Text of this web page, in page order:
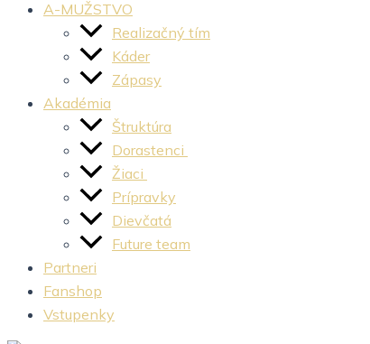
A-MUŽSTVO
Realizačný tím
Káder
Zápasy
Akadémia
Štruktúra
Dorastenci
Žiaci
Prípravky
Dievčatá
Future team
Partneri
Fanshop
Vstupenky